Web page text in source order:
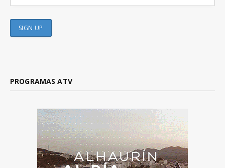
PROGRAMAS ATV